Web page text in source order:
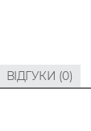
ВІДГУКИ (0)